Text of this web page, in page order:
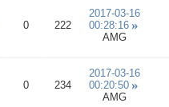
0 222
2017-03-16
00:28:16
AMG
0 234
2017-03-16
00:20:50
AMG